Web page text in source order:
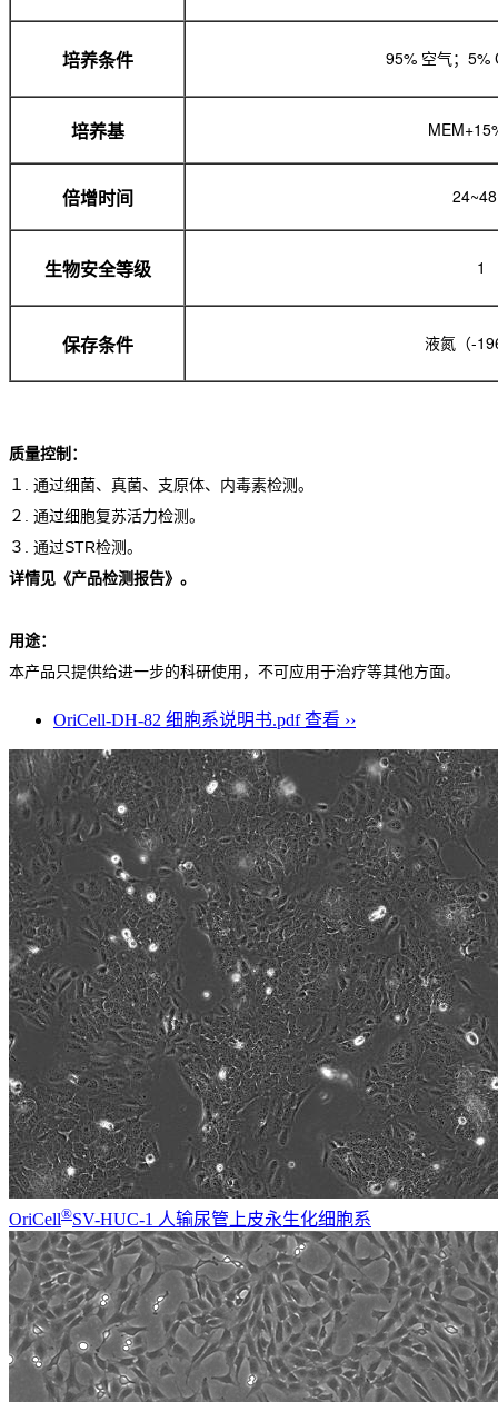
培养条件 95% 空气；5%
培养基
倍增时间
生物安全等级 1
保存条件 液氮（-
质量控制：
１. 通过细菌、真菌、支原体、内毒素检测。
２. 通过细胞复苏活力检测。
３. 通过STR检测。
详情见《产品检测报告》。
用途：
本产品只提供给进一步的科研使用，不可应用于治疗等其他方面。
OriCell-DH-82 细胞系说明书.pdf查看 ››
OriCell®SV-HUC-1 人输尿管上皮永生化细胞系